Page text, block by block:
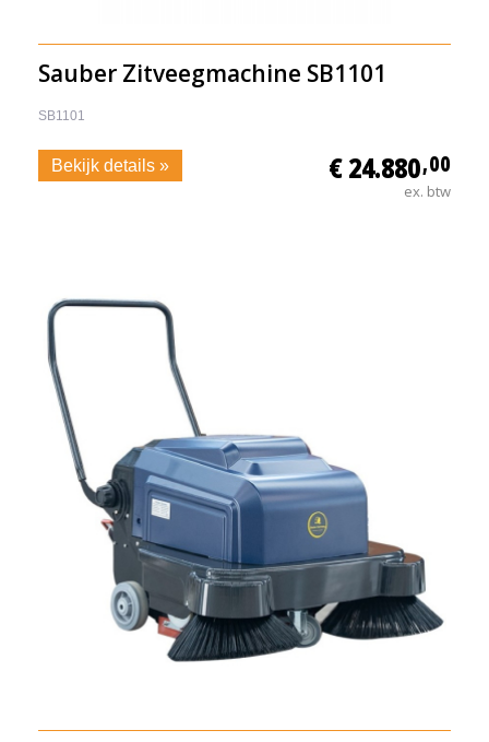
Sauber Zitveegmachine SB1101
SB1101
€ 24.880,00
ex. btw
Bekijk details »